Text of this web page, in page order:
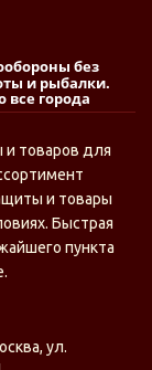
без
и рыбалки.
все города
и товаров для
и товары
Быстрая
пункта
ул.